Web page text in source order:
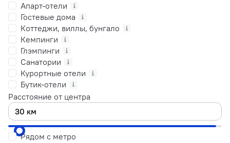
Апарт-отели
Гостевые дома
Коттеджи, виллы, бунгало
Кемпинги
Глэмпинги
Санатории
Курортные отели
Бутик-отели
Расстояние от центра
Рядом с метро